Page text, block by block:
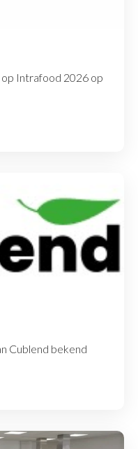
Intrafood 2026 op
Cublend bekend